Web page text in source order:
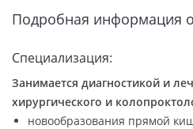
Подробная информация
Специализация:
Занимается диагностикой и
хирургического и
новообразования прямой